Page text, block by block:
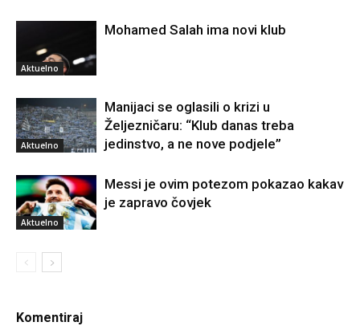
Aktuelno
Mohamed Salah ima novi klub
Aktuelno
Manijaci se oglasili o krizi u
Željezničaru: “Klub danas treba
jedinstvo, a ne nove podjele”
Aktuelno
Messi je ovim potezom pokazao kakav
je zapravo čovjek
Komentiraj